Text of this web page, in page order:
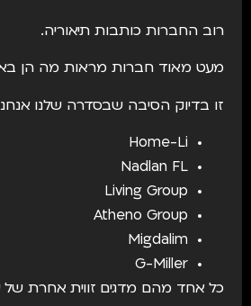
רוב החברות כותבות תיאוריה.
מעט מאוד חברות מראות מה הן
זו בדיוק הסיבה שבסדרה שלנו
Home-Li
Nadlan FL
Living Group
Atheno Group
Migdalim
G-Miller
כל אחד מהם מדגים זווית אחרת של